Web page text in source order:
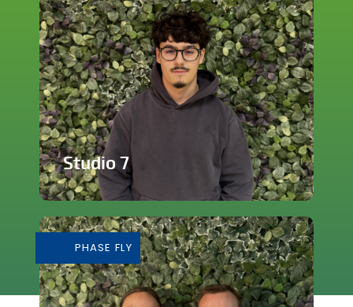
Studio 7
de musique
En savoir plus
PHASE FLY